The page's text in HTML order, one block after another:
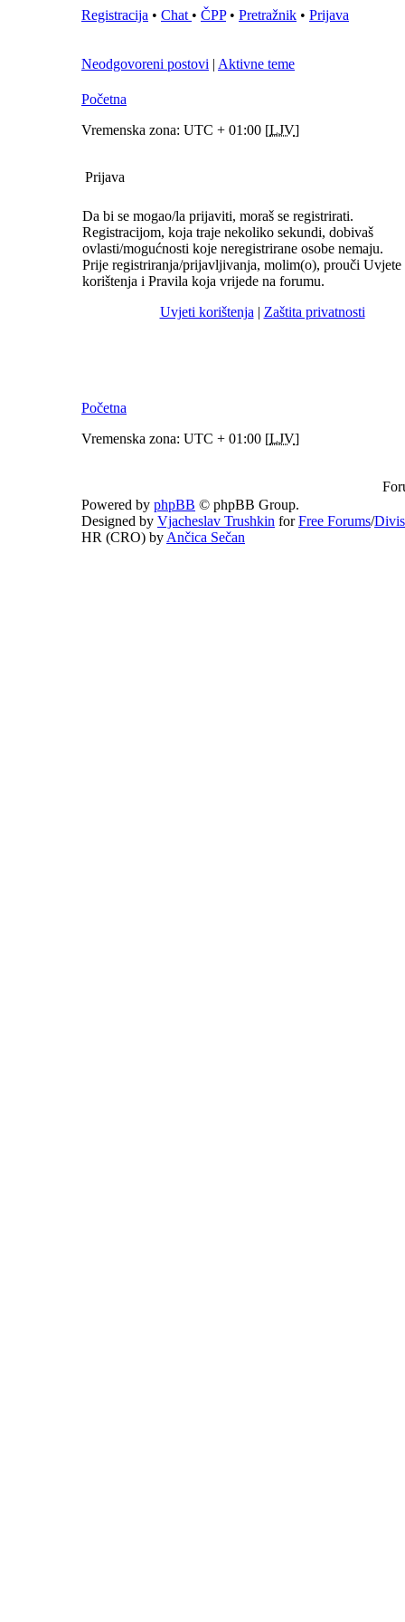
Registracija • Chat • ČPP• Pretražnik • Prijava
Neodgovoreni postovi | Aktivne teme
Početna
Vremenska zona: UTC + 01:00 [LJV]
Prijava
Da bi se mogao/la prijaviti, moraš se registrirati.
Registracijom, koja traje nekoliko sekundi, dobivaš
ovlasti/mogućnosti koje neregistrirane osobe nemaju.
Prije registriranja/prijavljivanja, molim(o), prouči Uvjete
korištenja i Pravila koja vrijede na forumu.
Uvjeti korištenja | Zaštita privatnosti
Početna
Vremenska zona: UTC + 01:00 [LJV]
Powered by phpBB © phpBB Group.
Designed by Vjacheslav Trushkin forFree Forums/
HR (CRO) by Ančica Sečan